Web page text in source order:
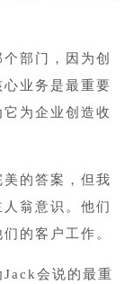
部门，因为创
业务是最重要
为企业创造收
的答案，但我
翁意识。他们
的客户工作。
会说的最重